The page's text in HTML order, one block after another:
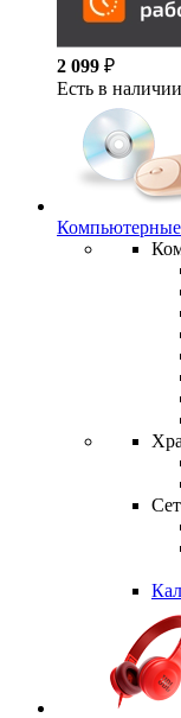
2 099 ₽
Есть в наличии
Компьютерные